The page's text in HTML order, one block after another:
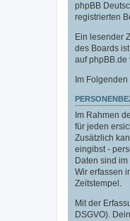
phpBB
registrierten
Ein lesender
des Boards
auf phpBB.de
Im
Im Rahmen
für jeden
Zusätzlich
eingibst -
Daten sind
Wir erfassen
Zeitstempel.
Mit der
DSGVO).